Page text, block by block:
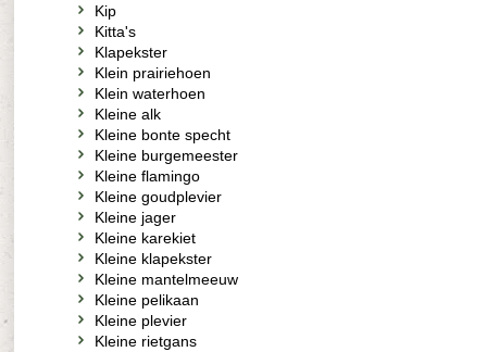
Kip
Kitta's
Klapekster
Klein prairiehoen
Klein waterhoen
Kleine alk
Kleine bonte specht
Kleine burgemeester
Kleine flamingo
Kleine goudplevier
Kleine jager
Kleine karekiet
Kleine klapekster
Kleine mantelmeeuw
Kleine pelikaan
Kleine plevier
Kleine rietgans